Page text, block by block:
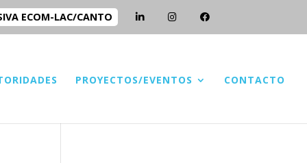
ECOM-LAC/CANTO
PROYECTOS/EVENTOS CONTACTO